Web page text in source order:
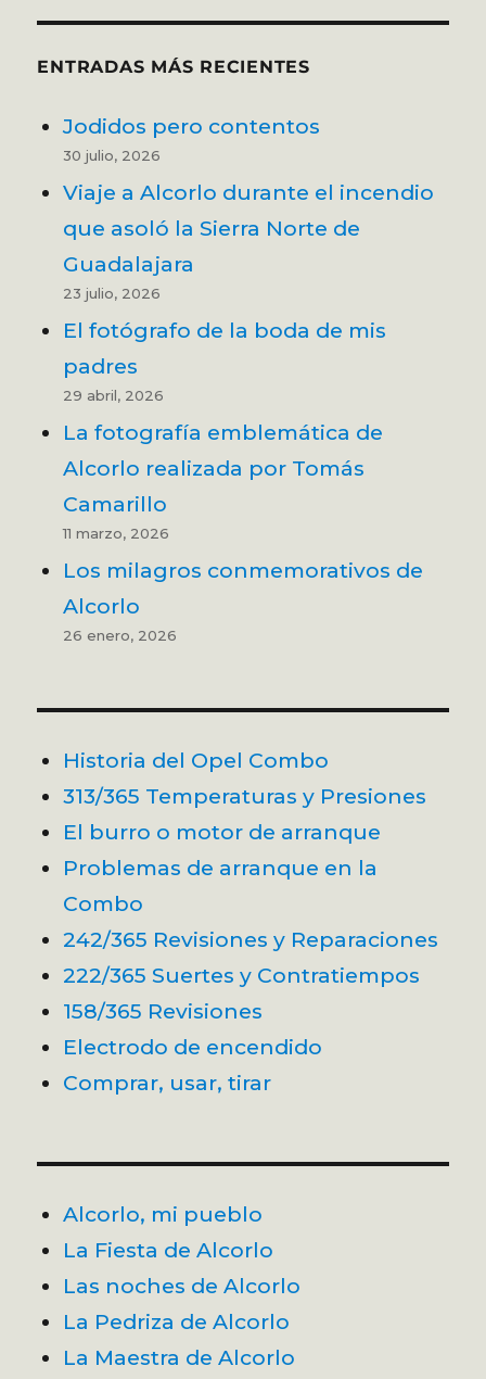
ENTRADAS MÁS RECIENTES
Jodidos pero contentos
30 julio, 2026
Viaje a Alcorlo durante el incendio
que asoló la Sierra Norte de
Guadalajara
23 julio, 2026
El fotógrafo de la boda de mis
padres
29 abril, 2026
La fotografía emblemática de
Alcorlo realizada por Tomás
Camarillo
11 marzo, 2026
Los milagros conmemorativos de
Alcorlo
26 enero, 2026
Historia del Opel Combo
313/365 Temperaturas y Presiones
El burro o motor de arranque
Problemas de arranque en la
Combo
242/365 Revisiones y Reparaciones
222/365 Suertes y Contratiempos
158/365 Revisiones
Electrodo de encendido
Comprar, usar, tirar
Alcorlo, mi pueblo
La Fiesta de Alcorlo
Las noches de Alcorlo
La Pedriza de Alcorlo
La Maestra de Alcorlo